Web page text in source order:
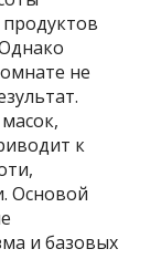
не
к
Основой
и базовых